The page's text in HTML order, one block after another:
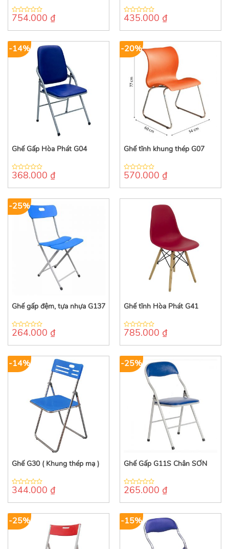
0
of
754.000 ₫
0
of
435.000 ₫
-14%
Ghế Gấp Hòa Phát G04
0
of
368.000 ₫
-20%
Ghế tĩnh khung thép G07
0
of
570.000 ₫
-25%
Ghế gấp đệm, tựa nhựa G137
0
of
264.000 ₫
Ghế tĩnh Hòa Phát G41
0
of
785.000 ₫
-14%
Ghế G30 ( Khung thép mạ )
0
of
344.000 ₫
-25%
Ghế Gấp G11S Chân SƠN
0
of
265.000 ₫
-25% -15%